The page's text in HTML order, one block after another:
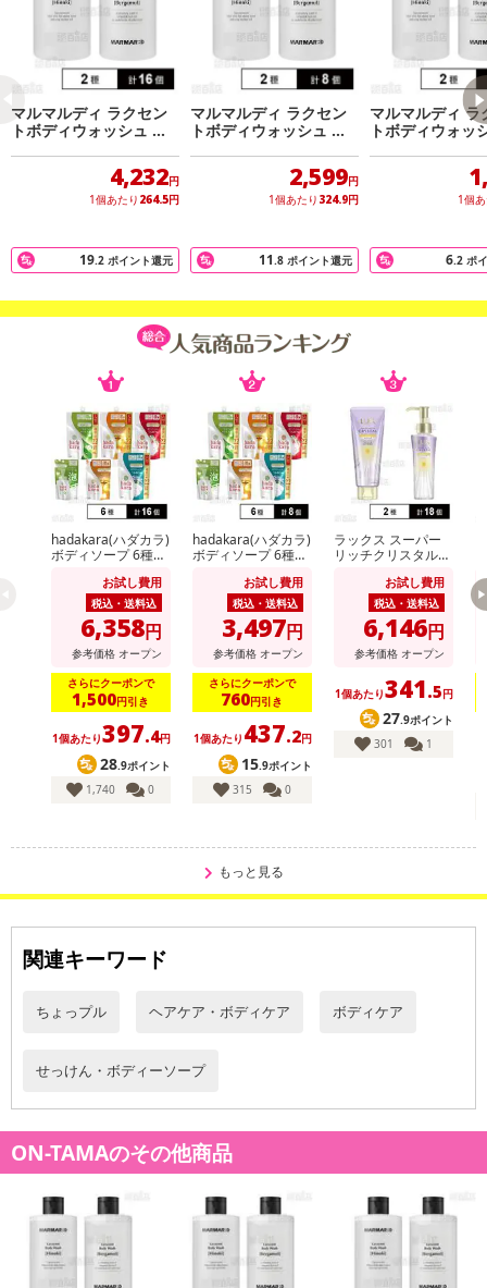
*¹乳酸桿菌／コメ発酵物(整肌成分)
アレルギー表示:
なし
マルマルディ ラクセン
トボディウォッシュ ヒ
4,232円
1個あたり 264.5円
19.2 ポイント還元
マルマルディ ラクセン
トボディウォッシュ ヒ
2,599円
1個あたり 324.9円
11.8 ポイント還元
マルマルディ ラ
トボディウォッ
1個
6.2 ポ
hadakara(ハダカラ)
ボディソープ 6種セ
お試し費用
税込・送料込
6,358円
参考価格 オープン
さらにクーポンで
1,500円引き
1個あたり397.4円
28.9ポイント
1,740
0
hadakara(ハダカラ)
ボディソープ 6種セ
お試し費用
税込・送料込
3,497円
参考価格 オープン
さらにクーポンで
760円引き
1個あたり 437.2円
15.9ポイント
315
0
ラックス スーパー
リッチクリスタル
ア ヘアパック 180g
/ オイル 90ml
お試し費用
税込・送料込
6,146円
参考価格 オープン
1個あたり341.5円
27.9ポイント
301
1
もっと見る
関連キーワード
ちょっプル ヘアケア・ボディケア ボディケア
せっけん・ボディーソープ
ON-TAMAのその他商品